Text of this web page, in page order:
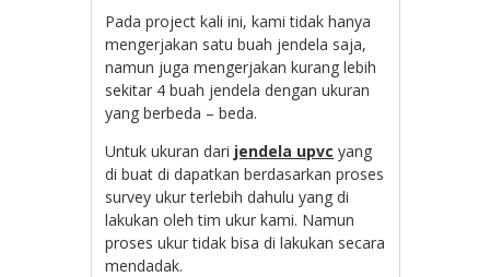
Pada project kali ini, kami tidak hanya
mengerjakan satu buah jendela saja,
namun juga mengerjakan kurang lebih
sekitar 4 buah jendela dengan ukuran
yang berbeda – beda.
Untuk ukuran dari jendela upvc yang
di buat di dapatkan berdasarkan proses
survey ukur terlebih dahulu yang di
lakukan oleh tim ukur kami. Namun
proses ukur tidak bisa di lakukan secara
mendadak.